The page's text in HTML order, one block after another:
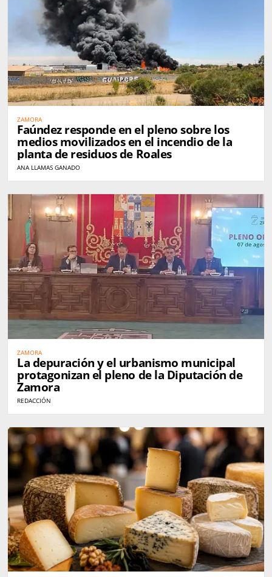
ZAMORA
Faúndez responde en el pleno sobre los
medios movilizados en el incendio de la
planta de residuos de Roales
ANA LLAMAS GANADO
ZAMORA
La depuración y el urbanismo municipal
protagonizan el pleno de la Diputación de
Zamora
REDACCIÓN